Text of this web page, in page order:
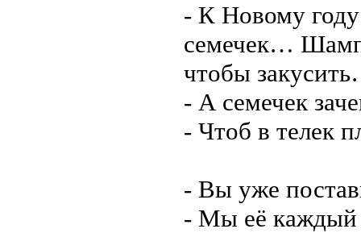
- К Новому
семечек…
чтобы
- А семечек
- Чтоб в телек
- Вы уже
- Мы её каждый